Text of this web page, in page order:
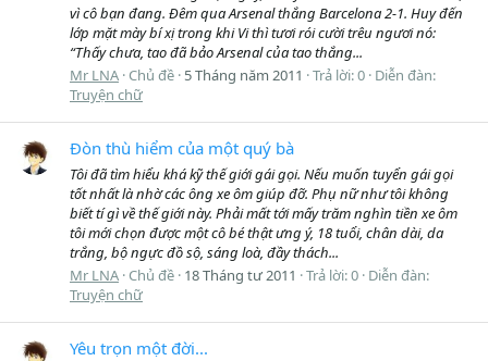
vì cô bạn đang. Đêm qua Arsenal thắng Barcelona 2-1. Huy đến
lớp mặt mày bí xị trong khi Vi thì tươi rói cười trêu ngươi nó:
“Thấy chưa, tao đã bảo Arsenal của tao thắng...
Mr LNA Chủ đề 5 Tháng năm 2011 Trả lời: 0 Diễn đàn:
Truyện chữ
Đòn thù hiểm của một quý bà
Tôi đã tìm hiểu khá kỹ thế giới gái gọi. Nếu muốn tuyển gái gọi
tốt nhất là nhờ các ông xe ôm giúp đỡ. Phụ nữ như tôi không
biết tí gì về thế giới này. Phải mất tới mấy trăm nghìn tiền xe ôm
tôi mới chọn được một cô bé thật ưng ý, 18 tuổi, chân dài, da
trắng, bộ ngực đồ sộ, sáng loà, đầy thách...
Mr LNA Chủ đề 18 Tháng tư 2011 Trả lời: 0 Diễn đàn:
Truyện chữ
Yêu trọn một đời...